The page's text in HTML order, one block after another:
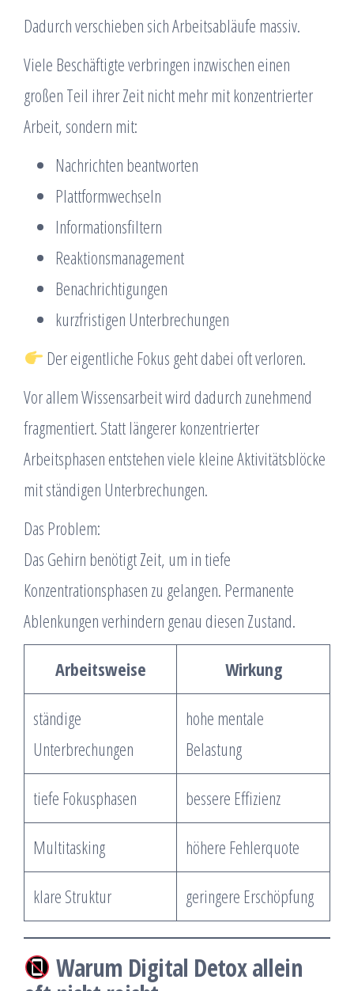
Dadurch verschieben sich Arbeitsabläufe massiv.
Viele Beschäftigte verbringen inzwischen einen
großen Teil ihrer Zeit nicht mehr mit konzentrierter
Arbeit, sondern mit:
Nachrichten beantworten
Plattformwechseln
Informationsfiltern
Reaktionsmanagement
Benachrichtigungen
kurzfristigen Unterbrechungen
Der eigentliche Fokus geht dabei oft verloren.
Vor allem Wissensarbeit wird dadurch zunehmend
fragmentiert. Statt längerer konzentrierter
Arbeitsphasen entstehen viele kleine Aktivitätsblöcke
mit ständigen Unterbrechungen.
Das Problem:
Das Gehirn benötigt Zeit, um in tiefe
Konzentrationsphasen zu gelangen. Permanente
Ablenkungen verhindern genau diesen Zustand.
Arbeitsweise Wirkung
ständige
Unterbrechungen
hohe mentale
Belastung
tiefe Fokusphasen bessere Effizienz
Multitasking höhere Fehlerquote
klare Struktur geringere Erschöpfung
Warum Digital Detox allein